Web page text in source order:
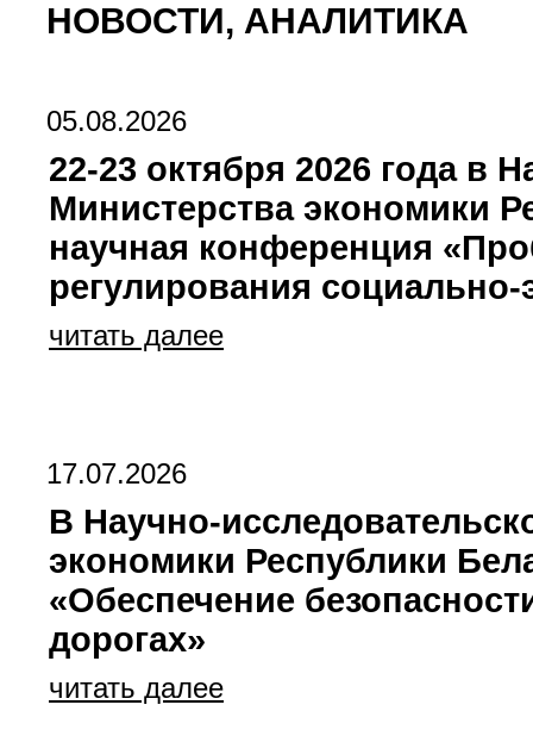
НОВОСТИ, АНАЛИТИКА
05.08.2026
22-23 октября 2026 года в
Министерства экономики
научная конференция
регулирования
читать далее
17.07.2026
В Научно-
экономики Республики
«Обеспечение
дорогах»
читать далее